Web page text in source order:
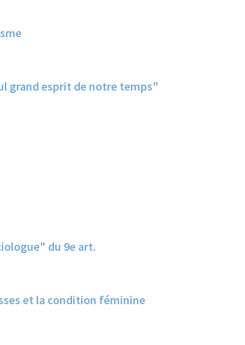
grand esprit de notre temps"
"humoriste-sociologue" du 9e art.
et la condition féminine